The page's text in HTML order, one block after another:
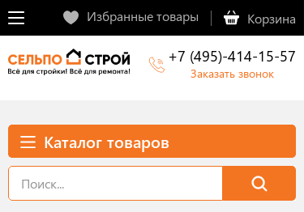
Избранные товары Корзина
+7 (495)-414-15-57
Заказать звонок
Каталог товаров